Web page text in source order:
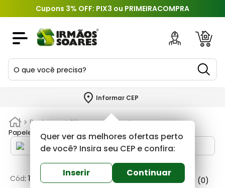
Cupons 3% OFF: PIX3 ou PRIMEIRACOMPRA
O que você precisa?
Informar CEP
Quer ver as melhores ofertas perto
de você? Insira seu CEP e confira:
Inserir Continuar
Banheiros
Kits e acessorios
Papeleira Clean 2020 Cr Deca
Cód:171700 Deca (0)
TERMOS MAIS BUSCADOS
2º
3º
porta
revestimento
5º
telha